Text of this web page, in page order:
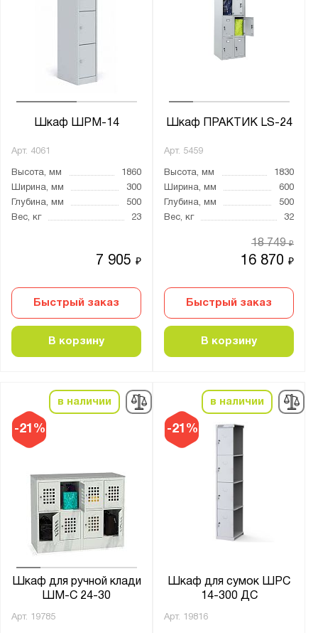
Шкаф ШРМ-14
Арт. 4061
Высота, мм
1860
Ширина, мм
300
Глубина, мм
500
Вес, кг
23
7 905₽
Быстрый заказ
В корзину
Шкаф ПРАКТИК LS-24
Арт. 5459
Высота, мм
1830
Ширина, мм
600
Глубина, мм
500
Вес, кг
32
16 870₽
18 749₽
Быстрый заказ
В корзину
-21%
в наличии
Шкаф для ручной клади
ШМ-С 24-30
Арт. 19785
-21%
в наличии
Шкаф для сумок ШРС
14-300 ДС
Арт. 19816
Для противогазов
Материал:
Тип замка:
Россия
Производитель:
Металл-Завод
Промет
Бренд:
Серия:
LS
ШРМ